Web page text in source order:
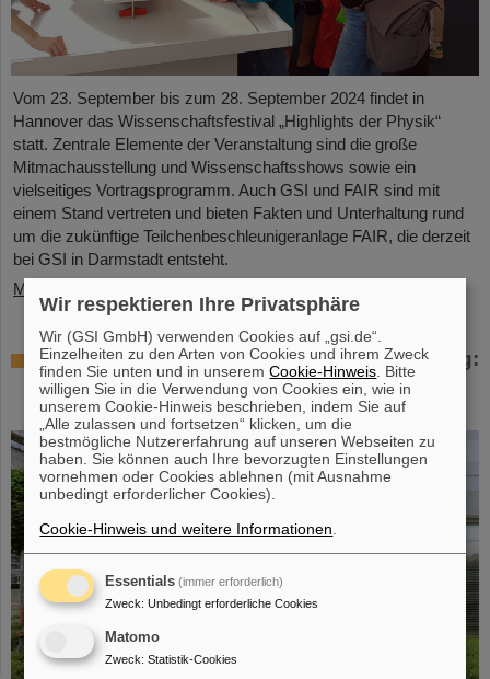
Vom 23. September bis zum 28. September 2024 findet in
Hannover das Wissenschaftsfestival „Highlights der Physik“
statt. Zentrale Elemente der Veranstaltung sind die große
Mitmachausstellung und Wissenschaftsshows sowie ein
vielseitiges Vortragsprogramm. Auch GSI und FAIR sind mit
einem Stand vertreten und bieten Fakten und Unterhaltung rund
um die zukünftige Teilchenbeschleunigeranlage FAIR, die derzeit
bei GSI in Darmstadt entsteht.
Mehr »
Workshop bei GSI zur Strahlenhärteprüfung:
Bedürfnisse von Forschung und Industrie
im Blick
Wir respektieren Ihre Privatsphäre
Wir (GSI GmbH) verwenden Cookies auf „gsi.de“.
Einzelheiten zu den Arten von Cookies und ihrem Zweck
finden Sie unten und in unseremCookie-Hinweis . Bitte
willigen Sie in die Verwendung von Cookies ein, wie in
unserem Cookie-Hinweis beschrieben, indem Sie auf
„Alle zulassen und fortsetzen“ klicken, um die
bestmögliche Nutzererfahrung auf unseren Webseiten zu
haben. Sie können auch Ihre bevorzugten Einstellungen
vornehmen oder Cookies ablehnen (mit Ausnahme
unbedingt erforderlicher Cookies).
Cookie-Hinweis und weitere Informationen
Essentials (immer erforderlich)
Zweck: Unbedingt erforderliche Cookies
Matomo
Zweck: Statistik-Cookies